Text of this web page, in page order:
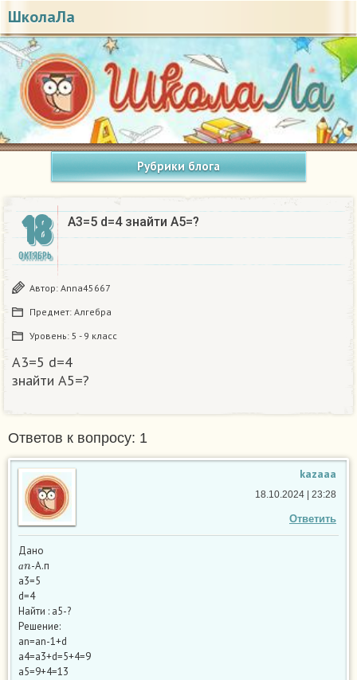
ШколаЛа
Рубрики блога
18
ОКТЯБРЬ
A3=5 d=4 знайти A5=?​
Автор: Anna45667
Предмет: Алгебра
Уровень: 5 - 9 класс
A3=5 d=4
знайти A5=?​
Ответов к вопросу: 1
kazaaa
Ответить
18.10.2024 | 23:28
Дано
аn
-А.п
а3=5
d=4
Найти : а5-?
Решение:
аn=an-1+d
a4=a3+d=5+4=9
a5=9+4=13